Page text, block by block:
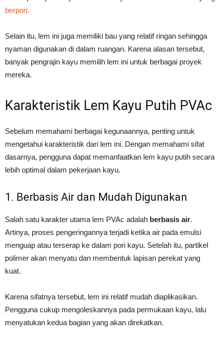
berpori.
Selain itu, lem ini juga memiliki bau yang relatif ringan sehingga
nyaman digunakan di dalam ruangan. Karena alasan tersebut,
banyak pengrajin kayu memilih lem ini untuk berbagai proyek
mereka.
Karakteristik Lem Kayu Putih PVAc
Sebelum memahami berbagai kegunaannya, penting untuk
mengetahui karakteristik dari lem ini. Dengan memahami sifat
dasarnya, pengguna dapat memanfaatkan lem kayu putih secara
lebih optimal dalam pekerjaan kayu.
1. Berbasis Air dan Mudah Digunakan
Salah satu karakter utama lem PVAc adalah berbasis air.
Artinya, proses pengeringannya terjadi ketika air pada emulsi
menguap atau terserap ke dalam pori kayu. Setelah itu, partikel
polimer akan menyatu dan membentuk lapisan perekat yang
kuat.
Karena sifatnya tersebut, lem ini relatif mudah diaplikasikan.
Pengguna cukup mengoleskannya pada permukaan kayu, lalu
menyatukan kedua bagian yang akan direkatkan.